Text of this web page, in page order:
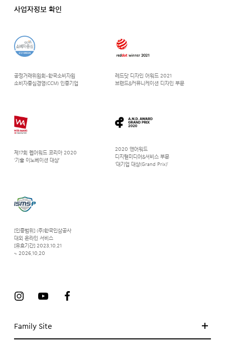
Family Site
공정거래위원회-한국소비자원
소비자중심경영(CCM) 인증기업
레드닷 디자인 어워드 2021
브랜드&커뮤니케이션 디자인 부문
제17회 웹어워드 코리아 2020
‘기술 이노베이션 대상’
2020 앤어워드
디지털미디어&서비스 부문
‘대기업 대상(Grand Prix)’
[인증범위] (주)한국인삼공사
대외 온라인 서비스
[유효기간] 2023.10.21
~ 2026.10.20
사업자정보 확인